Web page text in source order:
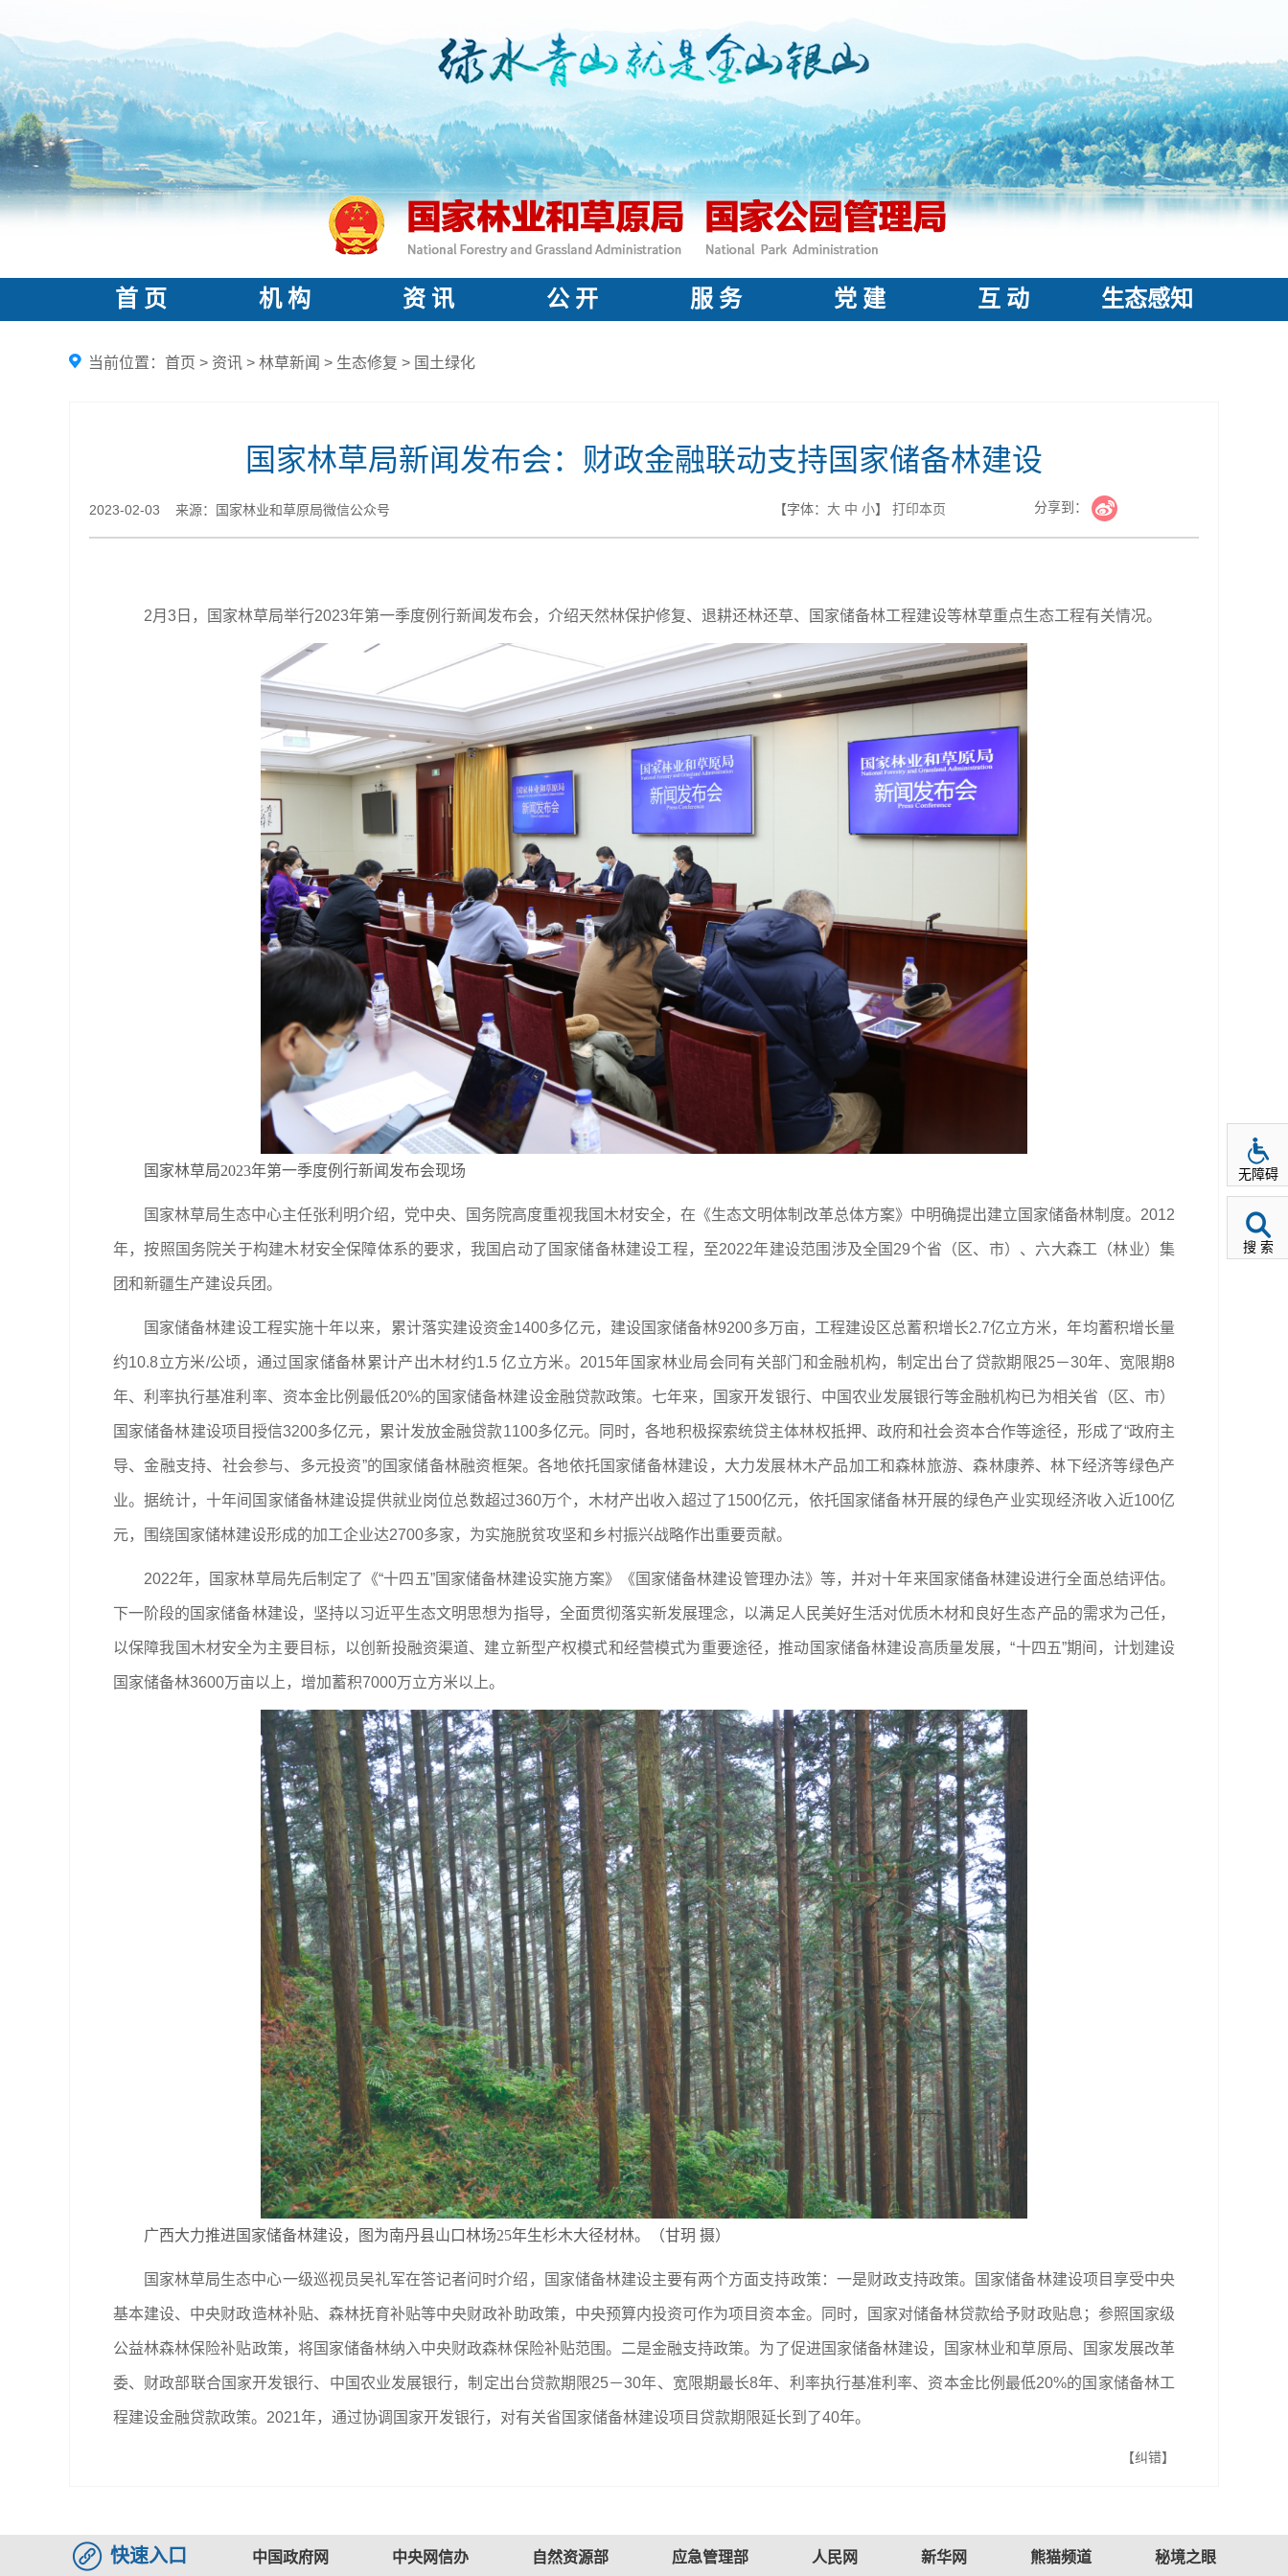
首 页 机 构 资 讯 公 开 服 务 党 建 互 动 生态感知
当前位置： 首页 > 资讯 > 林草新闻 > 生态修复 > 国土绿化
国家林草局新闻发布会：财政金融联动支持国家储备林建设
2023-02-03 来源：国家林业和草原局微信公众号 【字体： 大 中 小】 打印本页 分享到：
2月3日，国家林草局举行2023年第一季度例行新闻发布会，介绍天然林保护修复、退耕还林还草、国家储备林工程建设等林草重点生态工程有关情况。
国家林草局2023年第一季度例行新闻发布会现场
国家林草局生态中心主任张利明介绍，党中央、国务院高度重视我国木材安全，在《生态文明体制改革总体方案》中明确提出建立国家储备林制度。2012
年，按照国务院关于构建木材安全保障体系的要求，我国启动了国家储备林建设工程，至2022年建设范围涉及全国29个省（区、市）、六大森工（林业）集
团和新疆生产建设兵团。
国家储备林建设工程实施十年以来，累计落实建设资金1400多亿元，建设国家储备林9200多万亩，工程建设区总蓄积增长2.7亿立方米，年均蓄积增长量
约10.8立方米/公顷，通过国家储备林累计产出木材约1.5 亿立方米。2015年国家林业局会同有关部门和金融机构，制定出台了贷款期限25－30年、宽限期8
年、利率执行基准利率、资本金比例最低20%的国家储备林建设金融贷款政策。七年来，国家开发银行、中国农业发展银行等金融机构已为相关省（区、市）
国家储备林建设项目授信3200多亿元，累计发放金融贷款1100多亿元。同时，各地积极探索统贷主体林权抵押、政府和社会资本合作等途径，形成了“政府主
导、金融支持、社会参与、多元投资”的国家储备林融资框架。各地依托国家储备林建设，大力发展林木产品加工和森林旅游、森林康养、林下经济等绿色产
业。据统计，十年间国家储备林建设提供就业岗位总数超过360万个，木材产出收入超过了1500亿元，依托国家储备林开展的绿色产业实现经济收入近100亿
元，围绕国家储林建设形成的加工企业达2700多家，为实施脱贫攻坚和乡村振兴战略作出重要贡献。
2022年，国家林草局先后制定了《“十四五”国家储备林建设实施方案》《国家储备林建设管理办法》等，并对十年来国家储备林建设进行全面总结评估。
下一阶段的国家储备林建设，坚持以习近平生态文明思想为指导，全面贯彻落实新发展理念，以满足人民美好生活对优质木材和良好生态产品的需求为己任，
以保障我国木材安全为主要目标，以创新投融资渠道、建立新型产权模式和经营模式为重要途径，推动国家储备林建设高质量发展，“十四五”期间，计划建设
国家储备林3600万亩以上，增加蓄积7000万立方米以上。
广西大力推进国家储备林建设，图为南丹县山口林场25年生杉木大径材林。（甘玥 摄）
国家林草局生态中心一级巡视员吴礼军在答记者问时介绍，国家储备林建设主要有两个方面支持政策：一是财政支持政策。国家储备林建设项目享受中央
基本建设、中央财政造林补贴、森林抚育补贴等中央财政补助政策，中央预算内投资可作为项目资本金。同时，国家对储备林贷款给予财政贴息；参照国家级
公益林森林保险补贴政策，将国家储备林纳入中央财政森林保险补贴范围。二是金融支持政策。为了促进国家储备林建设，国家林业和草原局、国家发展改革
委、财政部联合国家开发银行、中国农业发展银行，制定出台贷款期限25－30年、宽限期最长8年、利率执行基准利率、资本金比例最低20%的国家储备林工
程建设金融贷款政策。2021年，通过协调国家开发银行，对有关省国家储备林建设项目贷款期限延长到了40年。
【纠错】
快速入口 中国政府网 中央网信办 自然资源部 应急管理部 人民网 新华网 熊猫频道 秘境之眼
无障碍
搜 索